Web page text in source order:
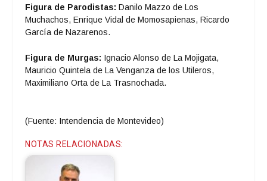
Figura de Parodistas:Danilo Mazzo de Los
Muchachos, Enrique Vidal de Momosapienas, Ricardo
García de Nazarenos.
Figura de Murgas: Ignacio Alonso de La Mojigata,
Mauricio Quintela de La Venganza de los Utileros,
Maximiliano Orta de La Trasnochada.
(Fuente: Intendencia de Montevideo)
NOTAS RELACIONADAS: